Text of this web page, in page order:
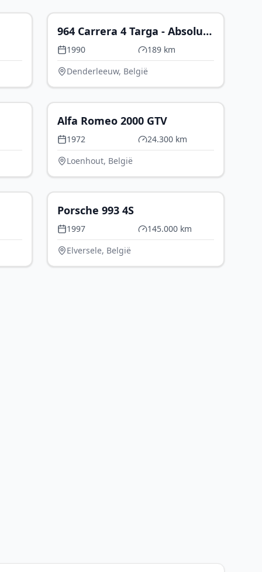
964 Carrera 4 Targa - Absolute
rariteit
1990
189 km
Denderleeuw, België
Alfa Romeo 2000 GTV
1972
24.300 km
Loenhout, België
Porsche 993 4S
1997
145.000 km
Elversele, België